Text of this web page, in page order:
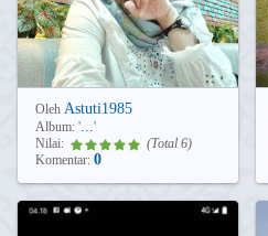
Oleh Astuti1985
Album: '...'
Nilai:
(Total 6)
Komentar: 0